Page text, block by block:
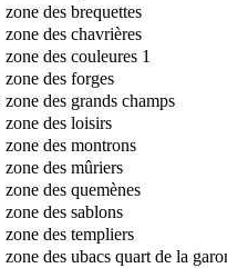
zone des brequettes
zone des chavrières
zone des couleures 1
zone des forges
zone des grands champs
zone des loisirs
zone des montrons
zone des mûriers
zone des quemènes
zone des sablons
zone des templiers
zone des ubacs quart de la